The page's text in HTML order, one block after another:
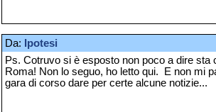
Da: Ipotesi
Ps. Cotruvo si è esposto non poco a dire sta
Roma! Non lo seguo, ho letto qui. E non mi
gara di corso dare per certe alcune notizie...